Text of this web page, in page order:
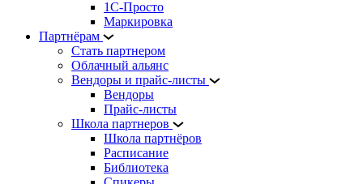
1С-Просто
Маркировка
Партнёрам
Стать партнером
Облачный альянс
Вендоры и прайс-листы
Вендоры
Прайс-листы
Школа партнеров
Школа партнёров
Расписание
Библиотека